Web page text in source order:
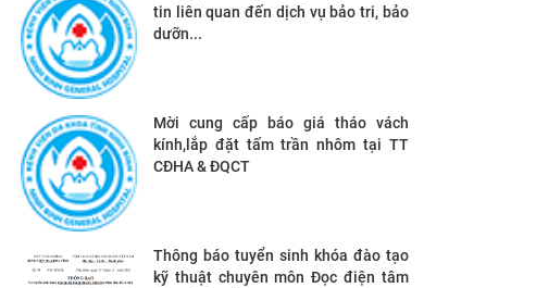
tin liên quan đến dịch vụ bảo tri, bảo
dưỡn...
Mời cung cấp báo giá tháo vách
kính,lắp đặt tấm trần nhôm tại TT
CĐHA & ĐQCT
Thông báo tuyển sinh khóa đào tạo
kỹ thuật chuyên môn Đọc điện tâm